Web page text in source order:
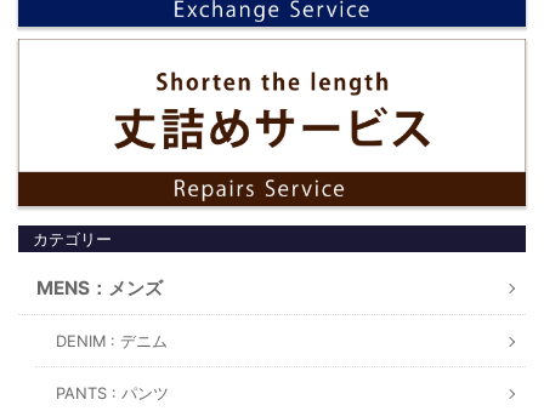
カテゴリー
MENS：メンズ
DENIM : デニム
PANTS : パンツ